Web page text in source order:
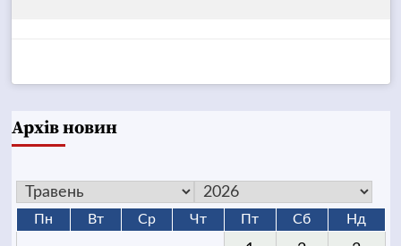
Архів новин
Пн Вт Ср Чт Пт Сб Нд